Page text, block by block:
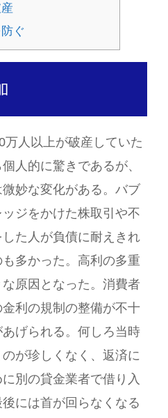
ぐ
人以上が破産していた
人的に驚きであるが、
妙な変化がある。バブ
ジをかけた株取引や不
た人が負債に耐えきれ
多かった。高利の多重
原因となった。消費者
利の規制の整備が不十
げられる。何しろ当時
が珍しくなく、返済に
別の貸金業者で借り入
には首が回らなくなる